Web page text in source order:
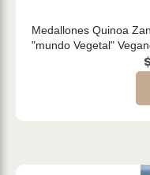
Medallones Quinoa
"mundo Vegetal"